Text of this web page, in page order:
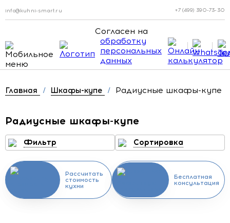
info@kuhni-smart.ru +7 (499) 390-73-30
Согласен на
обработку
персональных
данных
Главная / Шкафы-купе / Радиусные шкафы-купе
Радиусные шкафы-купе
Фильтр Сортировка
Рассчитать
стоимость
кухни
Бесплатная
консультация